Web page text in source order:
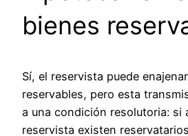
bienes
Sí, el reservista puede
reservables, pero esta
a una condición resolutoria: si
reservista existen